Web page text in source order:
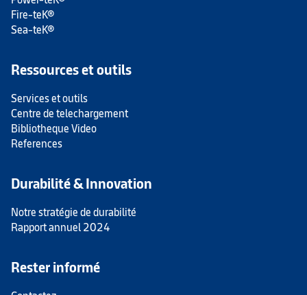
Fire-teK®
Sea-teK®
Ressources et outils
Services et outils
Centre de telechargement
Bibliotheque Video
References
Durabilité & Innovation
Notre stratégie de durabilité
Rapport annuel 2024
Rester informé